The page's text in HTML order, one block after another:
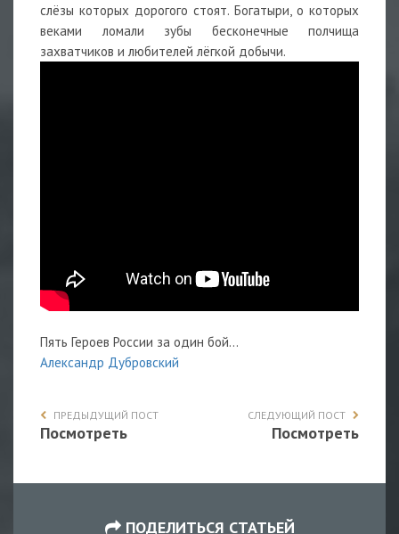
слёзы которых дорогого стоят. Богатыри, о которых
веками ломали зубы бесконечные полчища
захватчиков и любителей лёгкой добычи.
Пять Героев России за один бой…
Александр Дубровский
ПРЕДЫДУЩИЙ ПОСТ
Посмотреть
СЛЕДУЮЩИЙ ПОСТ
Посмотреть
ПОДЕЛИТЬСЯ СТАТЬЕЙ